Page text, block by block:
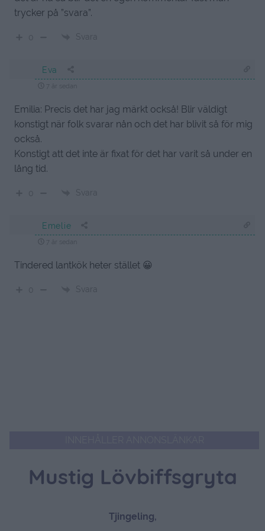
trycker på ”svara”.
Svara
Eva
Emilia: Precis det har jag märkt också! Blir väldigt
konstigt när folk svarar nån och det har blivit så för mig
också.
Konstigt att det inte är fixat för det har varit så under en
lång tid.
Svara
Emelie
Tindered lantkök heter stället 😀
Svara
Mustig Lövbiffsgryta
Tjingeling,